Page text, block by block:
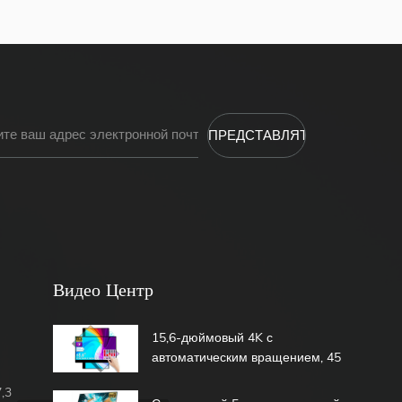
Видео Центр
15,6-дюймовый 4K с
автоматическим вращением, 45
1,07b, 100% DCI-P3, встроенный